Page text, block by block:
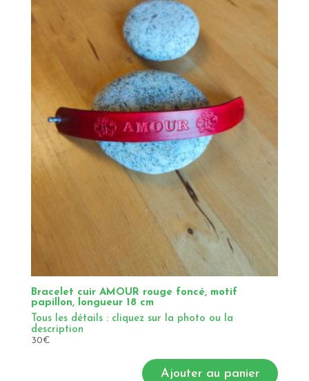
Bracelet cuir AMOUR rouge foncé, motif
papillon, longueur 18 cm
Tous les détails : cliquez sur la photo ou la
description
30€
Ajouter au panier